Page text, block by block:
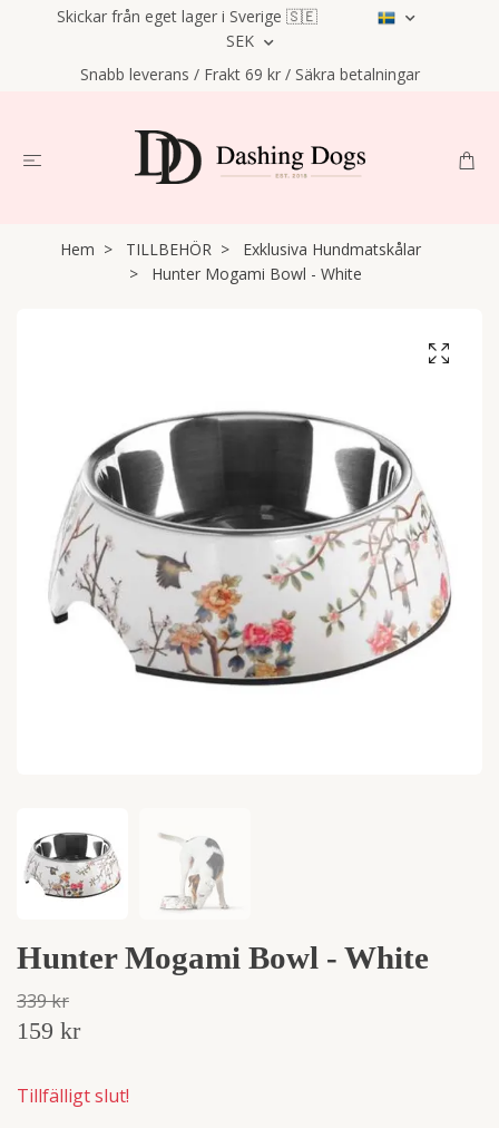
Skickar från eget lager i Sverige 🇸🇪
SEK
Snabb leverans / Frakt 69 kr / Säkra betalningar
Hem TILLBEHÖR
Exklusiva Hundmatskålar
Hunter Mogami Bowl - White
Hunter Mogami Bowl - White
339 kr
159 kr
Tillfälligt slut!